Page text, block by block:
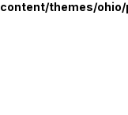
content/themes/ohio/